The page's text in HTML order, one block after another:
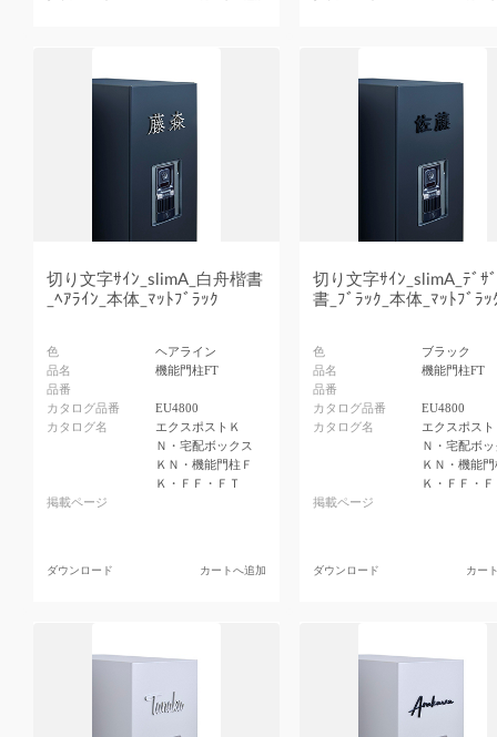
切り文字ｻｲﾝ_slimA_白舟楷書
_ﾍｱﾗｲﾝ_本体_ﾏｯﾄﾌﾞﾗｯｸ
色
ヘアライン
品名
機能門柱FT
品番
カタログ品番
EU4800
カタログ名
エクスポストＫ
Ｎ・宅配ボックス
ＫＮ・機能門柱Ｆ
Ｋ・ＦＦ・ＦＴ
掲載ページ
ダウンロード カートへ追加
切り文字ｻｲﾝ_slimA_ﾃﾞｻ
書_ﾌﾞﾗｯｸ_本体_ﾏｯﾄﾌﾞﾗｯ
色
ブラック
品名
機能門柱FT
品番
カタログ品番
EU4800
カタログ名
エクスポス
Ｎ・宅配ボ
ＫＮ・機能
Ｋ・ＦＦ・
掲載ページ
ダウンロード カー